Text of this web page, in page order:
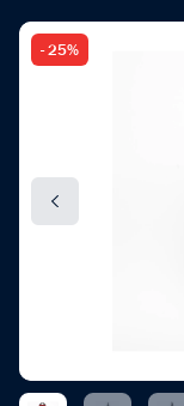
- 25%